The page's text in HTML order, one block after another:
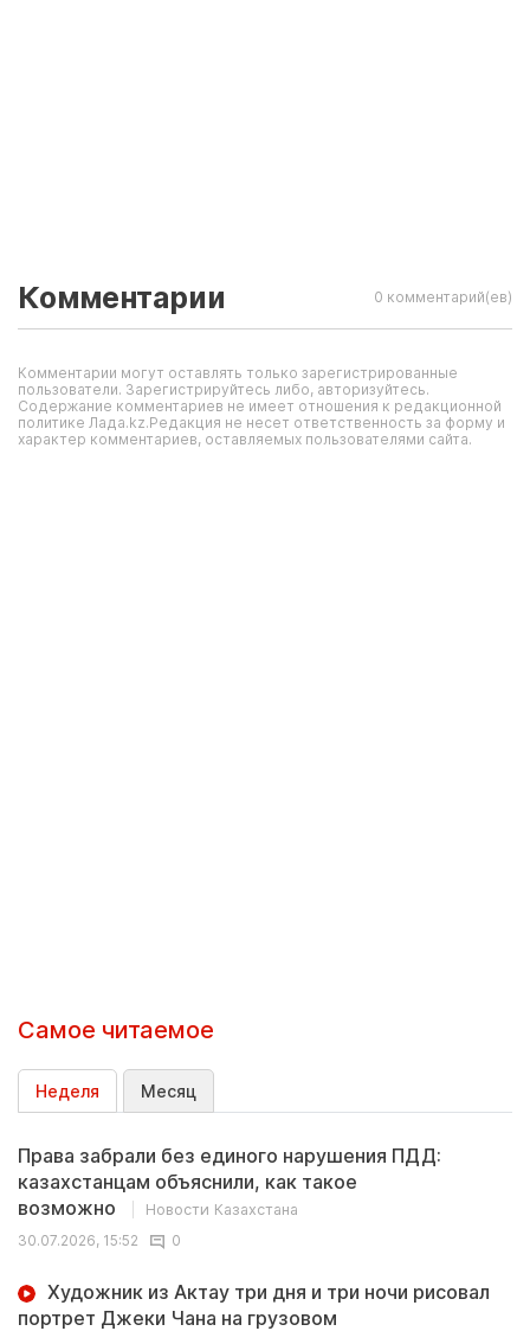
Комментарии 0 комментарий(ев)
Комментарии могут оставлять только зарегистрированные
пользователи. Зарегистрируйтесь либо, авторизуйтесь.
Содержание комментариев не имеет отношения к редакционной
политике Лада.kz.Редакция не несет ответственность за форму и
характер комментариев, оставляемых пользователями сайта.
Самое читаемое
Неделя Месяц
Права забрали без единого нарушения ПДД:
казахстанцам объяснили, как такое
возможно
Новости Казахстана
30.07.2026, 15:52
0
Художник из Актау три дня и три ночи рисовал
портрет Джеки Чана на грузовом